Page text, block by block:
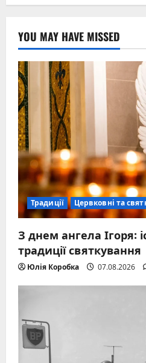
YOU MAY HAVE MISSED
Традиції Цервковні та
З днем ангела Ігоря:
традиції святкування
Юлія Коробка 07.08.2026